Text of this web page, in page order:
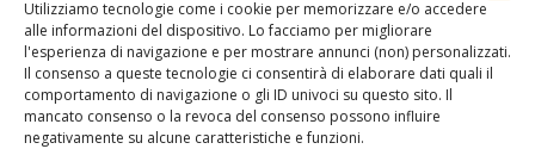
Utilizziamo tecnologie come i cookie per memorizzare e/o accedere
alle informazioni del dispositivo. Lo facciamo per migliorare
l'esperienza di navigazione e per mostrare annunci (non) personalizzati.
Il consenso a queste tecnologie ci consentirà di elaborare dati quali il
comportamento di navigazione o gli ID univoci su questo sito. Il
mancato consenso o la revoca del consenso possono influire
negativamente su alcune caratteristiche e funzioni.
In attesa della partenza
(10)
La scelta della barca
(18)
Libri